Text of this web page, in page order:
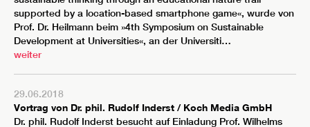
supported by a location-based smartphone game«, wurde von
Prof. Dr. Heilmann beim »4th Symposium on Sustainable
Development at Universities«, an der Universiti…
weiter
29.06.2018
Vortrag von Dr. phil. Rudolf Inderst / Koch Media GmbH
Dr. phil. Rudolf Inderst besucht auf Einladung Prof. Wilhelms